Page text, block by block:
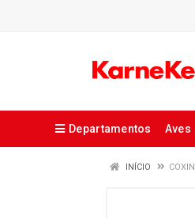
Departamentos Aves
INÍCIO